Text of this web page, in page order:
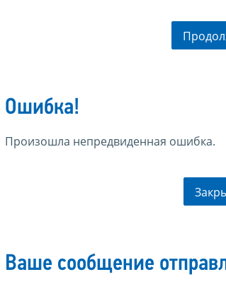
Ошибка!
Произошла непредвиденная ошибка.
Ваше сообщение